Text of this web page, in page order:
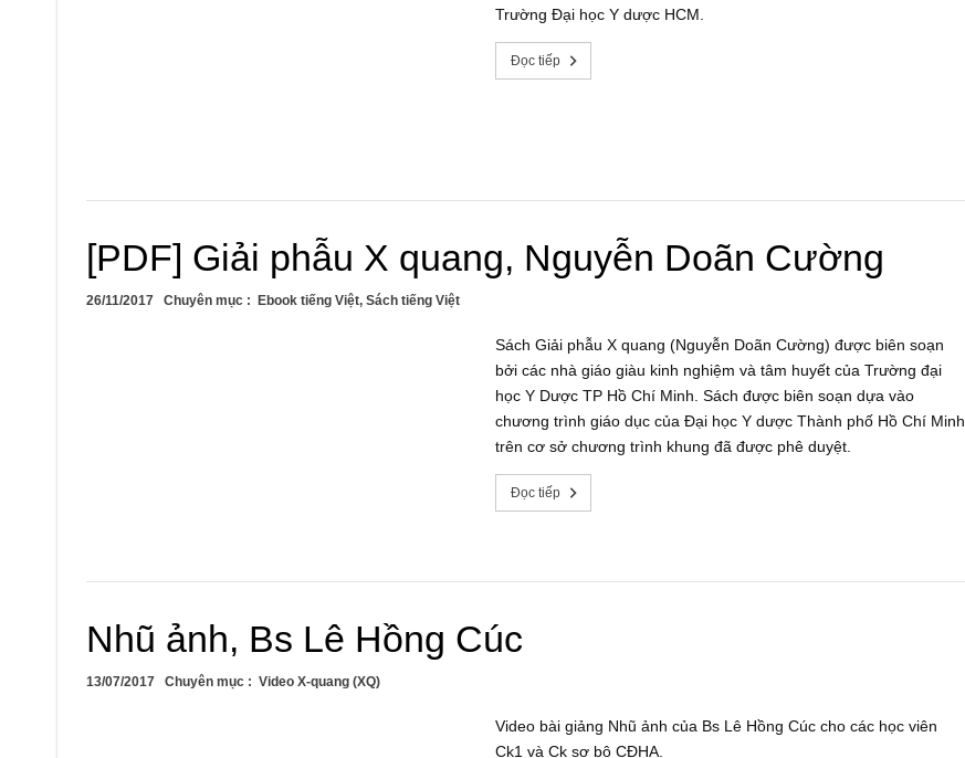
Trường Đại học Y dược HCM.
Đọc tiếp
[PDF] Giải phẫu X quang, Nguyễn Doãn Cường
26/11/2017 Chuyên mục : Ebook tiếng Việt, Sách tiếng Việt
Sách Giải phẫu X quang (Nguyễn Doãn Cường) được biên soạn
bởi các nhà giáo giàu kinh nghiệm và tâm huyết của Trường đại
học Y Dược TP Hồ Chí Minh. Sách được biên soạn dựa vào
chương trình giáo dục của Đại học Y dược Thành phố Hồ Chí Minh
trên cơ sở chương trình khung đã được phê duyệt.
Đọc tiếp
Nhũ ảnh, Bs Lê Hồng Cúc
13/07/2017 Chuyên mục : Video X-quang (XQ)
Video bài giảng Nhũ ảnh của Bs Lê Hồng Cúc cho các học viên
Ck1 và Ck sơ bộ CĐHA.